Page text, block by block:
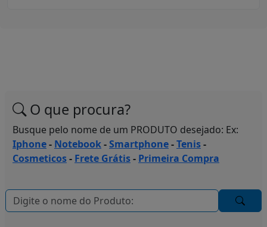
O que procura?
Busque pelo nome de um PRODUTO desejado: Ex:
Iphone- Notebook-Smartphone-Tenis-
Cosmeticos- Frete Grátis- Primeira Compra